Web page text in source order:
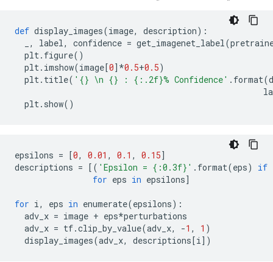
def display_images(image, description):
, label, confidence = get_imagenet_label(
plt. figure()
plt. imshow(image [0]*0.5+0.5)
plt. title( '{} \n {} : {:.2f}% Confidence' . format(
plt. show()
epsilons = [0, 0.01 , 0.1 , 0.15]
descriptions = [( 'Epsilon = {:0.3f}' . format(eps) if
for eps in epsilons]
for i, eps in enumerate(epsilons):
adv_x = image + eps*perturbations
adv_x = tf.clip_by_value(adv_x, -1 , 1 )
display_images(adv_x, descriptions [i])